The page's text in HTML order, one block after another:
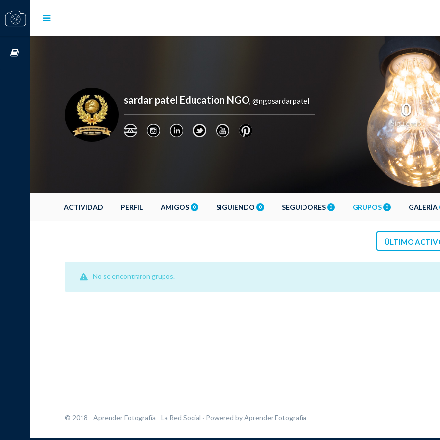
sardar patel Education NGO, @ngosardarpatel 0
Siguiendo
ACTIVIDAD PERFIL AMIGOS 0 SIGUIENDO 0 SEGUIDORES 0 GRUPOS 0 GALERÍA
ÚLTIMO
No se encontraron grupos.
© 2018 - Aprender Fotografía - La Red Social · Powered byAprender Fotografía